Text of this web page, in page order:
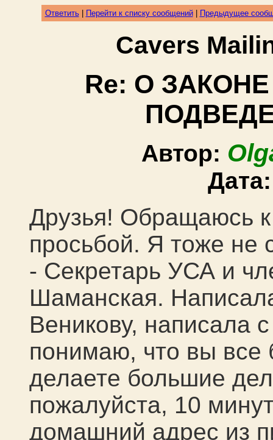
Ответить| Перейти к списку сообщений| Предыдущее
Cavers
Re: О
Автор:
Друзья! Обращаюсь
просьбой. Я тоже не
- Секретарь УСА и
Шаманская.
Веникову, написала
понимаю, что вы все
делаете большие
пожалуйста, 10
домашний адрес из